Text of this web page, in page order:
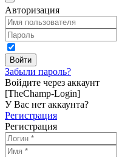
Авторизация
Забыли пароль?
Войдите через аккаунт
[TheChamp-Login]
У Вас нет аккаунта?
Регистрация
Регистрация